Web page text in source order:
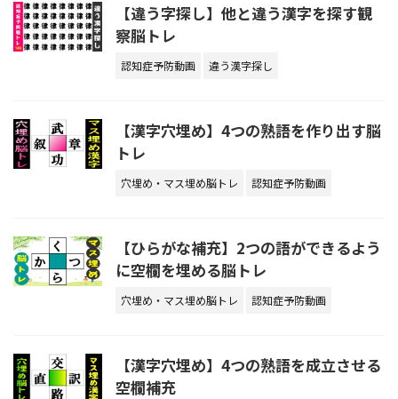
【違う字探し】他と違う漢字を探す観
察脳トレ
認知症予防動画 違う漢字探し
【漢字穴埋め】4つの熟語を作り出す脳
トレ
穴埋め・マス埋め脳トレ 認知症予防動画
【ひらがな補充】2つの語ができるよう
に空欄を埋める脳トレ
穴埋め・マス埋め脳トレ 認知症予防動画
【漢字穴埋め】4つの熟語を成立させる
空欄補充